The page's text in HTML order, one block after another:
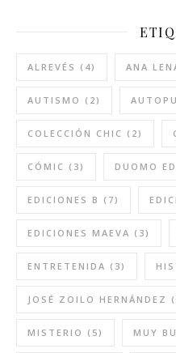
ALREVÉS (4) ANA
AUTISMO (2)
COLECCIÓN CHIC (2)
CÓMIC (3) DUOMO
EDICIONES B (7)
EDICIONES MAEVA (3)
ENTRETENIDA (3)
JOSÉ ZOILO HERNÁNDEZ
MISTERIO (5) MUY